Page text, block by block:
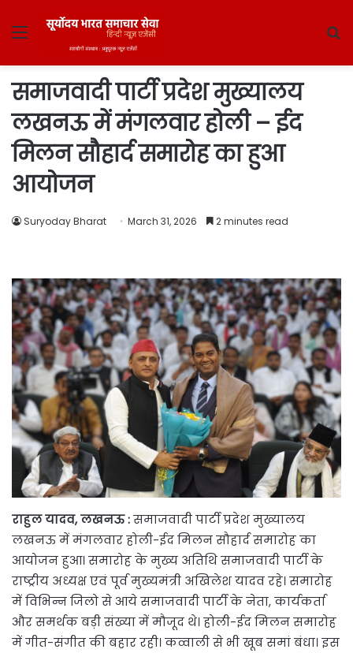
Menu
समाजवादी पार्टी प्रदेश मुख्यालय
लखनऊ में मंगलवार होली – ईद
मिलन सौहार्द समारोह का हुआ
आयोजन
Suryoday Bharat March 31, 2026 2 minutes read
राहुल यादव, लखनऊ :समाजवादी पार्टी प्रदेश मुख्यालय
लखनऊ में मंगलवार होली-ईद मिलन सौहार्द समारोह का
आयोजन हुआ। समारोह के मुख्य अतिथि समाजवादी पार्टी के
राष्ट्रीय अध्यक्ष एवं पूर्व मुख्यमंत्री अखिलेश यादव रहे। समारोह
में विभिन्न जिलो से आये समाजवादी पार्टी के नेता, कार्यकर्ता
और समर्थक बड़ी संख्या में मौजूद थे। होली-ईद मिलन समारोह
में गीत-संगीत की बहार रही। कव्वाली से भी खूब समां बंधा। इस